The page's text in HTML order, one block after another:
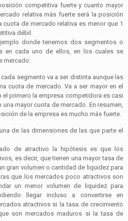
competitiva fuerte y cuanto mayor
relativa más fuerte será la posición
de mercado relativa es menor que 1
débil.
donde tenemos dos segmentos o
en cada uno de ellos, en los cuales se
mercado:
segmento va a ser distinta aunque las
cuota de mercado. Va a ser mayor en el
primero la empresa competidora es casi
mayor cuota de mercado. En resumen,
de la empresa es mucho más fuerte.
de las dimensiones de las que parte el
de atractivo la hipótesis es que los
es decir, que tienen una mayor tasa de
gran volumen o cantidad de liquidez para
que los mercados poco atractivos son
un menor volumen de liquidez para
llegar incluso a convertirse en
atractivos si la tasa de crecimiento
son mercados maduros si la tasa de